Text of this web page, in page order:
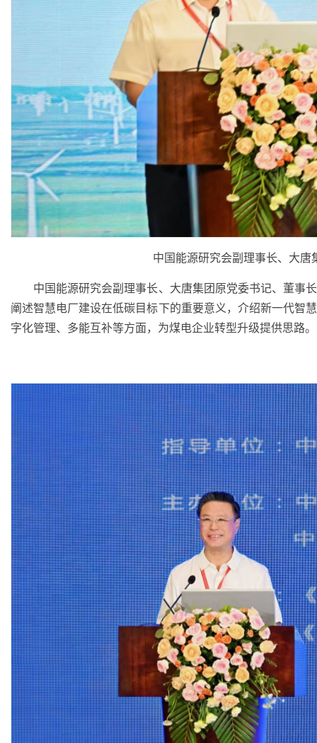
中国能源研究会副理事长、大
中国能源研究会副理事长、大唐集团原党委书记、董事
阐述智慧电厂建设在低碳目标下的重要意义，介绍新一代智
字化管理、多能互补等方面，为煤电企业转型升级提供思路。